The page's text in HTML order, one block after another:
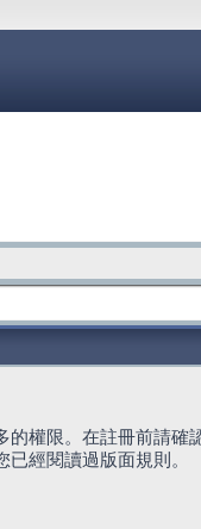
的權限。在註冊前請確
經閱讀過版面規則。